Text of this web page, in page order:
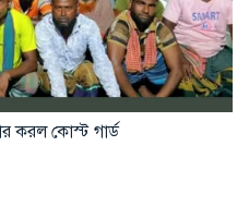
মানুষের জীবনে: নাহিদ